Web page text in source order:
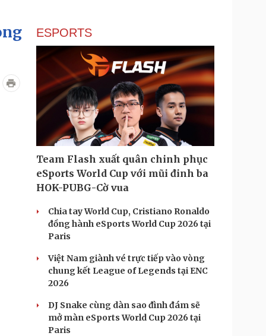
Giá cà phê
nghiệp
tin doanh nghiệp
nghiệp 24h
nhân
Công nghệ
Sành điệu
Tin Công nghệ
Trải nghiệm
Chuyển đổi số
Podcast
Câu chuyện thời sự
Đọc truyện đêm khuya
Cửa sổ tình yêu
Kể chuyện cho bé
Hạt giống tâm hồn
ESPORTS
Team Flash xuất quân chinh phục
eSports World Cup với mũi đinh ba
HOK-PUBG-Cờ vua
Chia tay World Cup, Cristiano Ronaldo
đồng hành eSports World Cup 2026 tại
Paris
Việt Nam giành vé trực tiếp vào vòng
chung kết League of Legends tại ENC
2026
DJ Snake cùng dàn sao đình đám sẽ
mở màn eSports World Cup 2026 tại
Paris